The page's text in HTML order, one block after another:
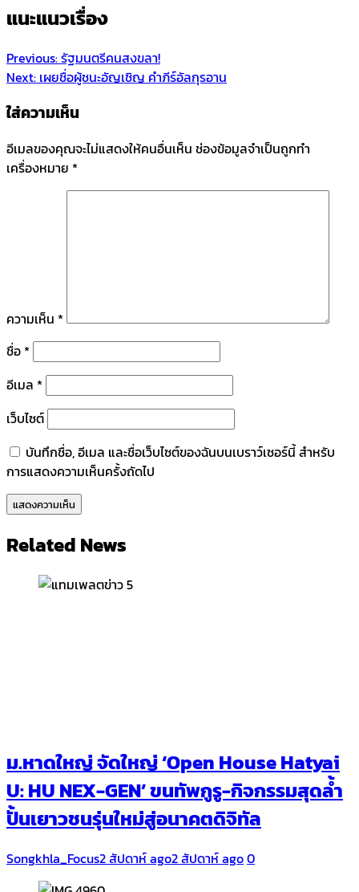
แนะแนวเรื่อง
Previous:รัฐมนตรีคนสงขลา!
Next: เผยชื่อผู้ชนะอัญเชิญ คำภีร์อัลกุรอาน
ใส่ความเห็น
อีเมลของคุณจะไม่แสดงให้คนอื่นเห็น ช่องข้อมูลจำเป็นถูกทำ
เครื่องหมาย *
ความเห็น *
ชื่อ *
อีเมล *
เว็บไซต์
บันทึกชื่อ, อีเมล และชื่อเว็บไซต์ของฉันบนเบราว์เซอร์นี้ สำหรับ
การแสดงความเห็นครั้งถัดไป
Related News
ม.หาดใหญ่ จัดใหญ่ ‘Open House Hatyai
U: HU NEX-GEN’ ขนทัพกูรู-กิจกรรมสุดล้ำ
ปั้นเยาวชนรุ่นใหม่สู่อนาคตดิจิทัล
Songkhla_Focus2 สัปดาห์ ago2 สัปดาห์ ago0